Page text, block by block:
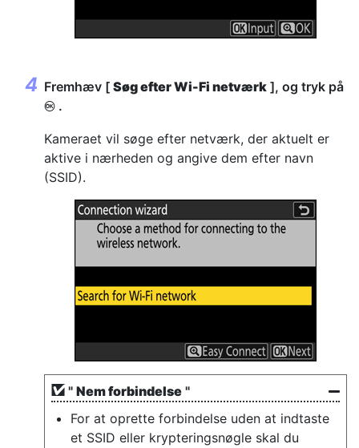
Fremhæv [ Søg efter Wi-Fi netværk ], og tryk på
J .
Kameraet vil søge efter netværk, der aktuelt er
aktive i nærheden og angive dem efter navn
(SSID).
" Nem forbindelse "
For at oprette forbindelse uden at indtaste
et SSID eller krypteringsnøgle skal du